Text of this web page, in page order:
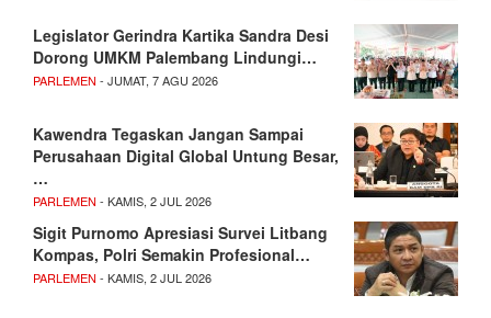
Legislator Gerindra Kartika Sandra Desi
Dorong UMKM Palembang Lindungi…
PARLEMEN - JUMAT, 7 AGU 2026
Kawendra Tegaskan Jangan Sampai
Perusahaan Digital Global Untung Besar,
…
PARLEMEN - KAMIS, 2 JUL 2026
Sigit Purnomo Apresiasi Survei Litbang
Kompas, Polri Semakin Profesional…
PARLEMEN - KAMIS, 2 JUL 2026